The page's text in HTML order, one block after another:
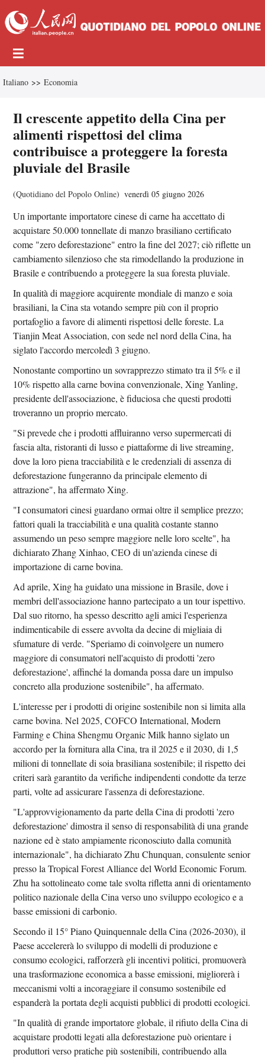
Italiano >> Economia
Il crescente appetito della Cina per
alimenti rispettosi del clima
contribuisce a proteggere la foresta
pluviale del Brasile
(Quotidiano del Popolo Online) venerdì 05 giugno 2026
Un importante importatore cinese di carne ha accettato di
acquistare 50.000 tonnellate di manzo brasiliano certificato
come "zero deforestazione" entro la fine del 2027; ciò riflette un
cambiamento silenzioso che sta rimodellando la produzione in
Brasile e contribuendo a proteggere la sua foresta pluviale.
In qualità di maggiore acquirente mondiale di manzo e soia
brasiliani, la Cina sta votando sempre più con il proprio
portafoglio a favore di alimenti rispettosi delle foreste. La
Tianjin Meat Association, con sede nel nord della Cina, ha
siglato l'accordo mercoledì 3 giugno.
Nonostante comportino un sovrapprezzo stimato tra il 5% e il
10% rispetto alla carne bovina convenzionale, Xing Yanling,
presidente dell'associazione, è fiduciosa che questi prodotti
troveranno un proprio mercato.
"Si prevede che i prodotti affluiranno verso supermercati di
fascia alta, ristoranti di lusso e piattaforme di live streaming,
dove la loro piena tracciabilità e le credenziali di assenza di
deforestazione fungeranno da principale elemento di
attrazione", ha affermato Xing.
"I consumatori cinesi guardano ormai oltre il semplice prezzo;
fattori quali la tracciabilità e una qualità costante stanno
assumendo un peso sempre maggiore nelle loro scelte", ha
dichiarato Zhang Xinhao, CEO di un'azienda cinese di
importazione di carne bovina.
Ad aprile, Xing ha guidato una missione in Brasile, dove i
membri dell'associazione hanno partecipato a un tour ispettivo.
Dal suo ritorno, ha spesso descritto agli amici l'esperienza
indimenticabile di essere avvolta da decine di migliaia di
sfumature di verde. "Speriamo di coinvolgere un numero
maggiore di consumatori nell'acquisto di prodotti 'zero
deforestazione', affinché la domanda possa dare un impulso
concreto alla produzione sostenibile", ha affermato.
L'interesse per i prodotti di origine sostenibile non si limita alla
carne bovina. Nel 2025, COFCO International, Modern
Farming e China Shengmu Organic Milk hanno siglato un
accordo per la fornitura alla Cina, tra il 2025 e il 2030, di 1,5
milioni di tonnellate di soia brasiliana sostenibile; il rispetto dei
criteri sarà garantito da verifiche indipendenti condotte da terze
parti, volte ad assicurare l'assenza di deforestazione.
"L'approvvigionamento da parte della Cina di prodotti 'zero
deforestazione' dimostra il senso di responsabilità di una grande
nazione ed è stato ampiamente riconosciuto dalla comunità
internazionale", ha dichiarato Zhu Chunquan, consulente senior
presso la Tropical Forest Alliance del World Economic Forum.
Zhu ha sottolineato come tale svolta rifletta anni di orientamento
politico nazionale della Cina verso uno sviluppo ecologico e a
basse emissioni di carbonio.
Secondo il 15° Piano Quinquennale della Cina (2026-2030), il
Paese accelererà lo sviluppo di modelli di produzione e
consumo ecologici, rafforzerà gli incentivi politici, promuoverà
una trasformazione economica a basse emissioni, migliorerà i
meccanismi volti a incoraggiare il consumo sostenibile ed
espanderà la portata degli acquisti pubblici di prodotti ecologici.
"In qualità di grande importatore globale, il rifiuto della Cina di
acquistare prodotti legati alla deforestazione può orientare i
produttori verso pratiche più sostenibili, contribuendo alla